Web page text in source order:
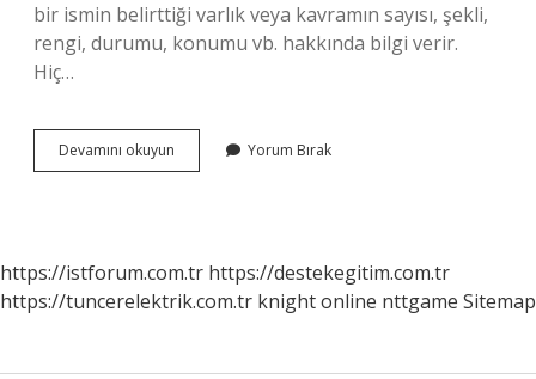
bir ismin belirttiği varlık veya kavramın sayısı, şekli,
rengi, durumu, konumu vb. hakkında bilgi verir.
Hiç…
Devamını okuyun
Sınıf
Yorum Bırak
https://istforum.com.tr https://destekegitim.com.tr
https://tuncerelektrik.com.tr knight online nttgame Sitemap